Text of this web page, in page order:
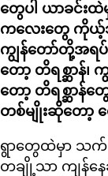
တွေပါ ယာခင်း
ကလေးတွေ ကိုယ့်
ကျွန်တော်တို့အ
တော့ တိရစ္ဆာန်၊
တော့ တိရစ္ဆာန်
တစ်မျိုးဆိုတော့
ရွာတွေထဲမှာ သက်
တချို့သာ ကျန်နေခဲ့